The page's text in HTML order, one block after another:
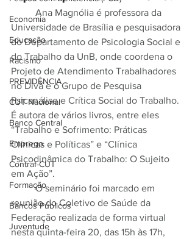
Economia
Educação
Racismo
PREVIDÊNCIA
CUT Nacional
Banco Central
Emprego
Contraf-CUT
Formação
Bancos Públicos
Juventude
Universidade de Brasília e pesquisadora
do Departamento de Psicologia Social e
do Trabalho da UnB, onde coordena o
Projeto de Atendimento Trabalhadores
no Divã e o Grupo de Pesquisa
Psicanálise e Crítica Social do Trabalho.
É autora de vários livros, entre eles
“Trabalho e Sofrimento: Práticas
Clínicas e Políticas” e “Clínica
Psicodinâmica do Trabalho: O Sujeito
em Ação”.
	O seminário foi marcado em
reunião do Coletivo de Saúde da
Federação realizada de forma virtual
nesta quinta-feira 20, das 15h às 17h,